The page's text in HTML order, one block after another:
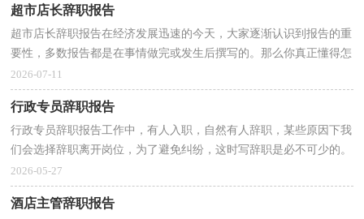
超市店长辞职报告
超市店长辞职报告在经济发展迅速的今天，大家逐渐认识到报告的重
要性，多数报告都是在事情做完或发生后撰写的。那么你真正懂得怎
么写好报告吗？下面是小编为大家整理的超市店长辞...
2026-07-11
行政专员辞职报告
行政专员辞职报告工作中，有人入职，自然有人辞职，某些原因下我
们会选择辞职离开岗位，为了避免纠纷，这时写辞职是必不可少的。
不知道辞职报告里该写什么？以下是小编精心整理的行政专...
2026-05-27
酒店主管辞职报告